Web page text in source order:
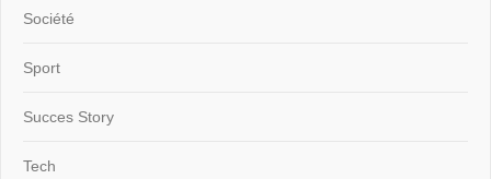
Société
Sport
Succes Story
Tech